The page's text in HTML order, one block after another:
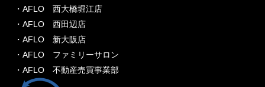
・AFLO 西大橋堀江店
・AFLO 西田辺店
・AFLO 新大阪店
・AFLO ファミリーサロン
・AFLO 不動産売買事業部